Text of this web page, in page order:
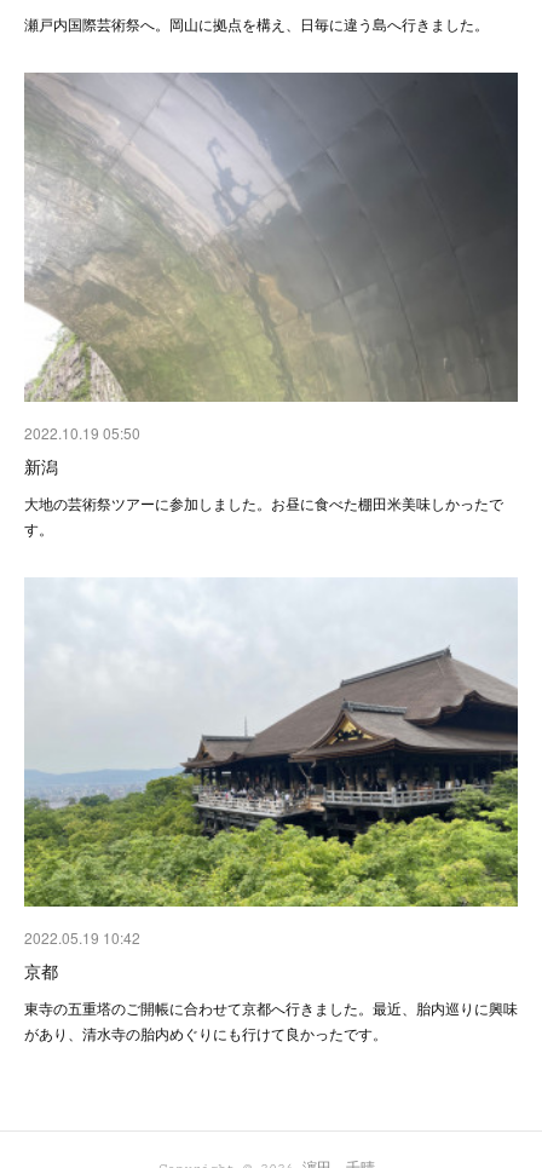
瀬戸内国際芸術祭へ。岡山に拠点を構え、日毎に違う島へ行きました。
2022.10.19 05:50
新潟
大地の芸術祭ツアーに参加しました。お昼に食べた棚田米美味しかったで
す。
2022.05.19 10:42
京都
東寺の五重塔のご開帳に合わせて京都へ行きました。最近、胎内巡りに興味
があり、清水寺の胎内めぐりにも行けて良かったです。